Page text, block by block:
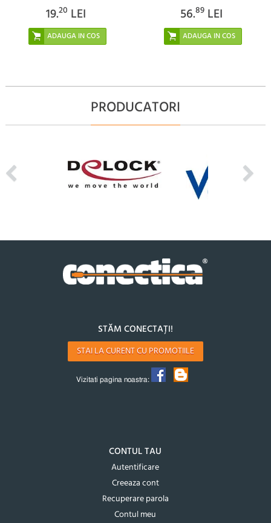
19.20 LEI 56.89 LEI
PRODUCATORI
STĂM CONECTAȚI!
STAI LA CURENT CU PROMOTIILE
Vizitati pagina noastra:
CONTUL TAU
Autentificare
Creeaza cont
Recuperare parola
Contul meu